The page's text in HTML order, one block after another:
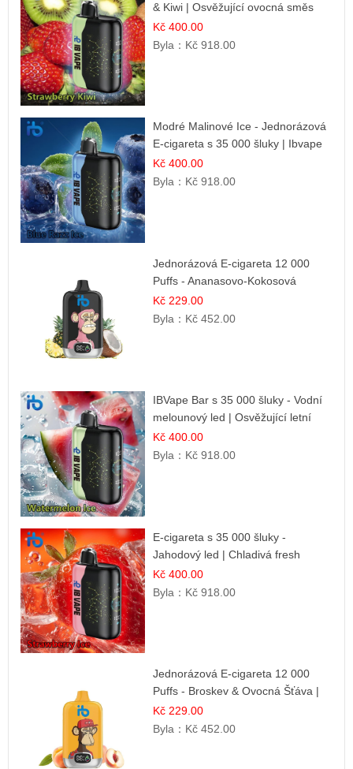
& Kiwi | Osvěžující ovocná směs
Kč 400.00
Byla： Kč 918.00
Modré Malinové Ice - Jednorázová
E-cigareta s 35 000 šluky | Ibvape
Kč 400.00
Byla： Kč 918.00
Jednorázová E-cigareta 12 000
Puffs - Ananasovo-Kokosová
Zmrzlina | Tropický dezert
Kč 229.00
Byla： Kč 452.00
IBVape Bar s 35 000 šluky - Vodní
melounový led | Osvěžující letní
příchuť
Kč 400.00
Byla： Kč 918.00
E-cigareta s 35 000 šluky -
Jahodový led | Chladivá fresh
příchuť
Kč 400.00
Byla： Kč 918.00
Jednorázová E-cigareta 12 000
Puffs - Broskev & Ovocná Šťáva |
Osvěžující ovocná směs
Kč 229.00
Byla： Kč 452.00